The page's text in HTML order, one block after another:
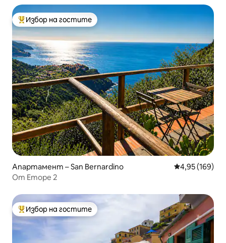
Най-популярен избор на гостите
Избор на гостите
Апартамент – San Bernardino Средна
4,95 (169)
От Еторе 2
Най-популярен избор на гостите
Избор на гостите